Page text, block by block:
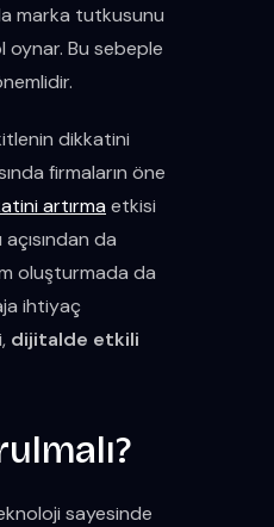
marka tutkusunu
oynar. Bu sebeple
dikkatini
firmaların öne
artırma etkisi
da
oluşturmada da
ihtiyaç
dijitalde etkili
sayesinde